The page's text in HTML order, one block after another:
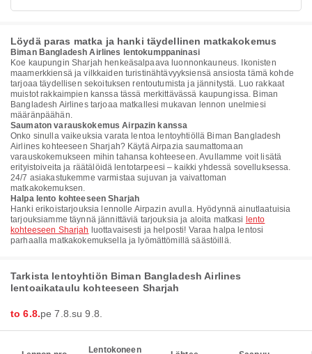
Löydä paras matka ja hanki täydellinen matkakokemus
Biman Bangladesh Airlines lentokumppaninasi
Koe kaupungin Sharjah henkeäsalpaava luonnonkauneus. Ikonisten
maamerkkiensä ja vilkkaiden turistinähtävyyksiensä ansiosta tämä kohde
tarjoaa täydellisen sekoituksen rentoutumista ja jännitystä. Luo rakkaat
muistot rakkaimpien kanssa tässä merkittävässä kaupungissa. Biman
Bangladesh Airlines tarjoaa matkallesi mukavan lennon unelmiesi
määränpäähän.
Saumaton varauskokemus Airpazin kanssa
Onko sinulla vaikeuksia varata lentoa lentoyhtiöllä Biman Bangladesh
Airlines kohteeseen Sharjah? Käytä Airpazia saumattomaan
varauskokemukseen mihin tahansa kohteeseen. Avullamme voit lisätä
erityistoiveita ja räätälöidä lentotarpeesi – kaikki yhdessä sovelluksessa.
24/7 asiakastukemme varmistaa sujuvan ja vaivattoman
matkakokemuksen.
Halpa lento kohteeseen Sharjah
Hanki erikoistarjouksia lennolle Airpazin avulla. Hyödynnä ainutlaatuisia
tarjouksiamme täynnä jännittäviä tarjouksia ja aloita matkasi lento
kohteeseen Sharjah luottavaisesti ja helposti! Varaa halpa lentosi
parhaalla matkakokemuksella ja lyömättömillä säästöillä.
Tarkista lentoyhtiön Biman Bangladesh Airlines
lentoaikataulu kohteeseen Sharjah
to 6.8.pe 7.8. su 9.8.
Lentokoneen